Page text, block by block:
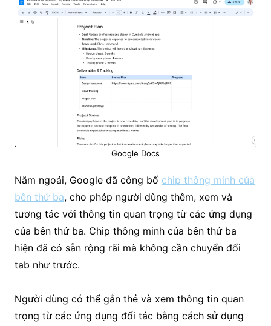
Google Docs
Năm ngoái, Google đã công bố chip thông minh của
bên thứ ba, cho phép người dùng thêm, xem và
tương tác với thông tin quan trọng từ các ứng dụng
của bên thứ ba. Chip thông minh của bên thứ ba
hiện đã có sẵn rộng rãi mà không cần chuyển đổi
tab như trước.
Người dùng có thể gắn thẻ và xem thông tin quan
trọng từ các ứng dụng đối tác bằng cách sử dụng